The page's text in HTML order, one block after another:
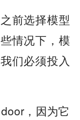
前选择模型
情况下，模
们必须投入
，因为它